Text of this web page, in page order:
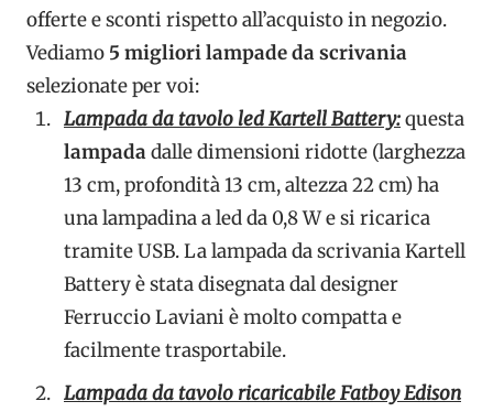
offerte e sconti rispetto all’acquisto in negozio.
Vediamo 5 migliori lampade da scrivania
selezionate per voi:
Lampada da tavolo led Kartell Battery:questa
lampadadalle dimensioni ridotte (larghezza
13 cm, profondità 13 cm, altezza 22 cm) ha
una lampadina a led da 0,8 W e si ricarica
tramite USB. La lampada da scrivania Kartell
Battery è stata disegnata dal designer
Ferruccio Laviani è molto compatta e
facilmente trasportabile.
Lampada da tavolo ricaricabile Fatboy Edison